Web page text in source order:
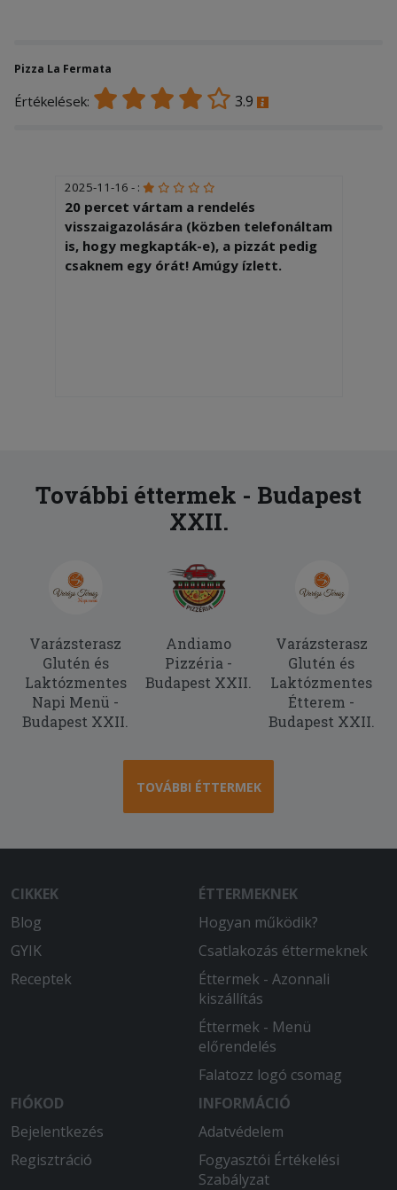
Pizza La Fermata
Értékelések: 3.9
2025-11-16 - :
20 percet vártam a rendelés
visszaigazolására (közben telefonáltam
is, hogy megkapták-e), a pizzát pedig
csaknem egy órát! Amúgy ízlett.
További éttermek - Budapest
XXII.
Varázsterasz
Glutén és
Laktózmentes
Napi Menü -
Budapest XXII.
Andiamo
Pizzéria -
Budapest XXII.
Varázsterasz
Glutén és
Laktózmentes
Étterem -
Budapest XXII.
TOVÁBBI ÉTTERMEK
CIKKEK
Blog
GYIK
Receptek
ÉTTERMEKNEK
Hogyan működik?
Csatlakozás éttermeknek
Éttermek - Azonnali
kiszállítás
Éttermek - Menü
előrendelés
Falatozz logó csomag
FIÓKOD
Bejelentkezés
Regisztráció
INFORMÁCIÓ
Adatvédelem
Fogyasztói Értékelési
Szabályzat